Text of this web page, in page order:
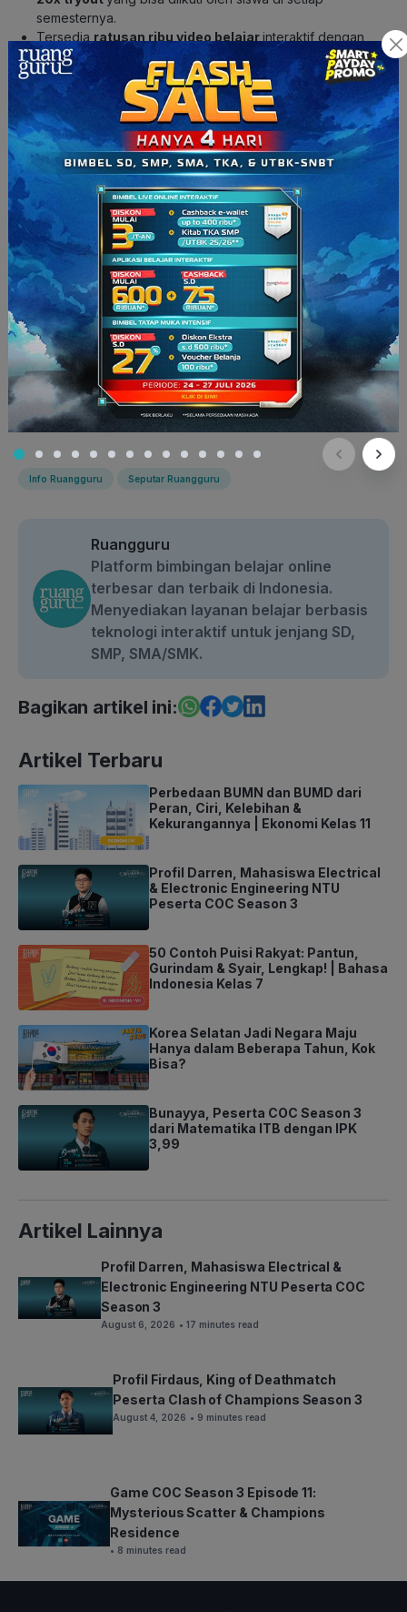
semesternya.
Tersedia ratusan ribu video belajar interaktif dengan
teknologi
AdaKlinik PR/konsultasi materisecaraoffline
3x
dengan Master Teacher.
Baca Juga:
Informasi Layanan Customer Service
Ruangguru Terbaru
—
Keren banget ‘kan? Udah nggak usah dipertanyakan lagi,
emang Ruangguru itu bimbel yang paling
Ter Ter Ter
, langsung aja kamu siapin amunisi menghadapi SNBT
bersamaRuangguru&Brain Academy!
Info Ruangguru Seputar Ruangguru
Ruangguru
Platform bimbingan belajar online
terbesar dan terbaik di Indonesia.
Menyediakan layanan belajar berbasis
teknologi interaktif untuk jenjang SD,
SMP, SMA/SMK.
Bagikan artikel ini:
Artikel Terbaru
Perbedaan BUMN dan BUMD dari
Peran, Ciri, Kelebihan &
Kekurangannya | Ekonomi Kelas 11
Profil Darren, Mahasiswa Electrical
& Electronic Engineering NTU
Peserta COC Season 3
50 Contoh Puisi Rakyat: Pantun,
Gurindam & Syair, Lengkap! | Bahasa
Indonesia Kelas 7
Korea Selatan Jadi Negara Maju
Hanya dalam Beberapa Tahun, Kok
Bisa?
Bunayya, Peserta COC Season 3
dari Matematika ITB dengan IPK
3,99
Artikel Lainnya
Profil Darren, Mahasiswa Electrical &
Electronic Engineering NTU Peserta COC
Season 3
August 6, 2026 • 17 minutes read
Profil Firdaus, King of Deathmatch
Peserta Clash of Champions Season 3
August 4, 2026 • 9 minutes read
Game COC Season 3 Episode 11:
Mysterious Scatter & Champions
Residence
• 8 minutes read